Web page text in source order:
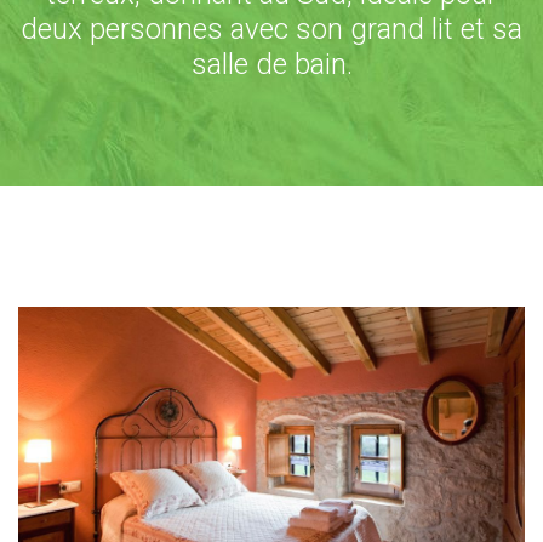
deux personnes avec son grand lit et sa
salle de bain.